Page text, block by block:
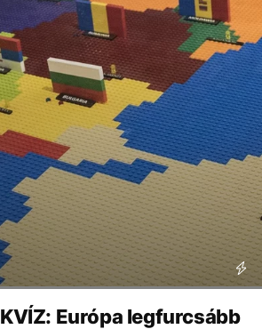
KVÍZ: Európa legfurcsább